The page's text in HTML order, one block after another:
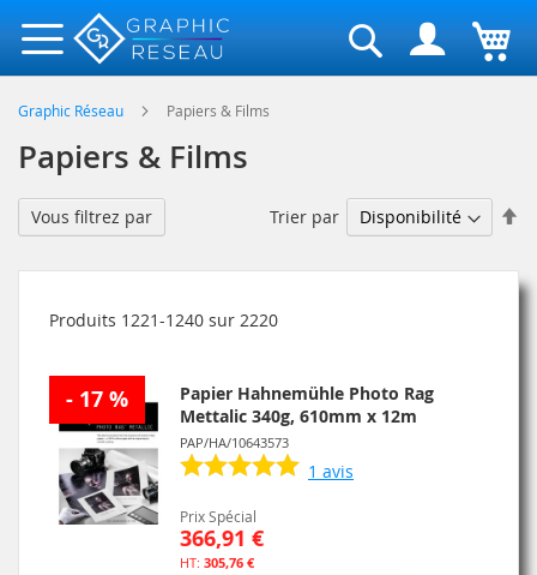
Rechercher
Graphic Réseau Papiers & Films
Papiers & Films
Produits 1221-1240 sur 2220
Trier par
- 17 %
Papier Hahnemühle Photo Rag
Mettalic 340g, 610mm x 12m
PAP/HA/10643573
1 avis
Prix Spécial
366,91 €
305,76 €
Vous filtrez par